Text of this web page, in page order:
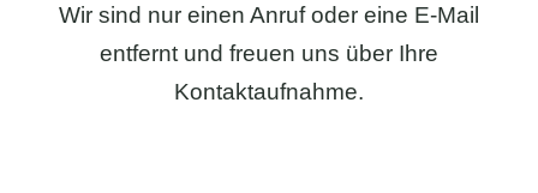
Wir sind nur einen Anruf oder eine E-Mail
entfernt und freuen uns über Ihre
Kontaktaufnahme.